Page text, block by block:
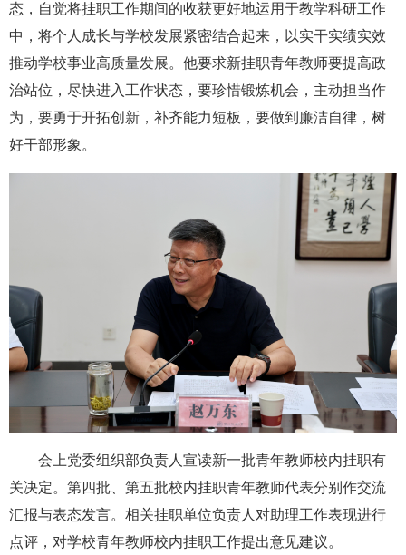
态，自觉将挂职工作期间的收获更好地运用于教学科研工作
中，将个人成长与学校发展紧密结合起来，以实干实绩实效
推动学校事业高质量发展。他要求新挂职青年教师要提高政
治站位，尽快进入工作状态，要珍惜锻炼机会，主动担当作
为，要勇于开拓创新，补齐能力短板，要做到廉洁自律，树
好干部形象。
会上党委组织部负责人宣读新一批青年教师校内挂职有
关决定。第四批、第五批校内挂职青年教师代表分别作交流
汇报与表态发言。相关挂职单位负责人对助理工作表现进行
点评，对学校青年教师校内挂职工作提出意见建议。